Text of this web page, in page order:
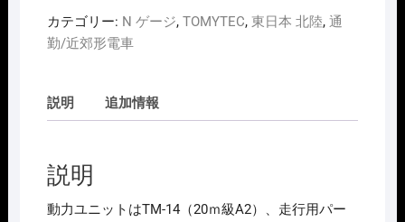
カテゴリー: N ゲージ, TOMYTEC, 東日本 北陸, 通
勤/近郊形電車
説明 追加情報
説明
動力ユニットはTM-14（20ｍ級A2）、走行用パー